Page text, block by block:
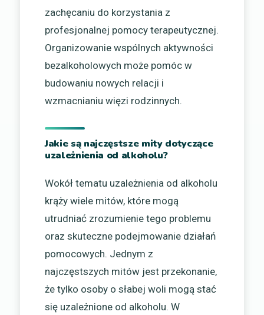
zachęcaniu do korzystania z
profesjonalnej pomocy terapeutycznej.
Organizowanie wspólnych aktywności
bezalkoholowych może pomóc w
budowaniu nowych relacji i
wzmacnianiu więzi rodzinnych.
Jakie są najczęstsze mity dotyczące
uzależnienia od alkoholu?
Wokół tematu uzależnienia od alkoholu
krąży wiele mitów, które mogą
utrudniać zrozumienie tego problemu
oraz skuteczne podejmowanie działań
pomocowych. Jednym z
najczęstszych mitów jest przekonanie,
że tylko osoby o słabej woli mogą stać
się uzależnione od alkoholu. W